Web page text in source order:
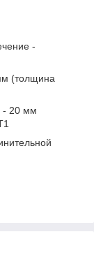
-
(толщина
- 20 мм